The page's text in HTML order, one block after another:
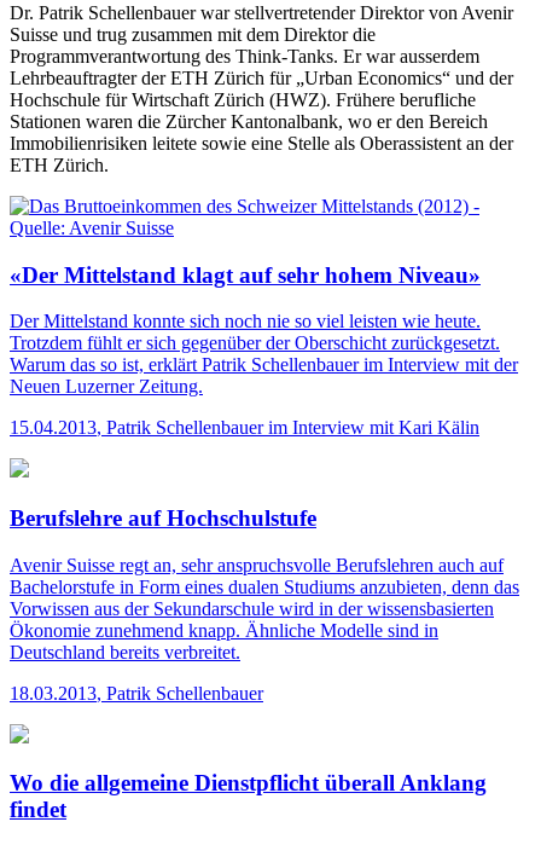
Dr. Patrik Schellenbauer war stellvertretender Direktor von Avenir
Suisse und trug zusammen mit dem Direktor die
Programmverantwortung des Think-Tanks. Er war ausserdem
Lehrbeauftragter der ETH Zürich für „Urban Economics“ und der
Hochschule für Wirtschaft Zürich (HWZ). Frühere berufliche
Stationen waren die Zürcher Kantonalbank, wo er den Bereich
Immobilienrisiken leitete sowie eine Stelle als Oberassistent an der
ETH Zürich.
«Der Mittelstand klagt auf sehr hohem Niveau»
Der Mittelstand konnte sich noch nie so viel leisten wie heute.
Trotzdem fühlt er sich gegenüber der Oberschicht zurückgesetzt.
Warum das so ist, erklärt Patrik Schellenbauer im Interview mit der
Neuen Luzerner Zeitung.
15.04.2013, Patrik Schellenbauer im Interview mit Kari Kälin
Berufslehre auf Hochschulstufe
Avenir Suisse regt an, sehr anspruchsvolle Berufslehren auch auf
Bachelorstufe in Form eines dualen Studiums anzubieten, denn das
Vorwissen aus der Sekundarschule wird in der wissensbasierten
Ökonomie zunehmend knapp. Ähnliche Modelle sind in
Deutschland bereits verbreitet.
18.03.2013, Patrik Schellenbauer
Wo die allgemeine Dienstpflicht überall Anklang
findet